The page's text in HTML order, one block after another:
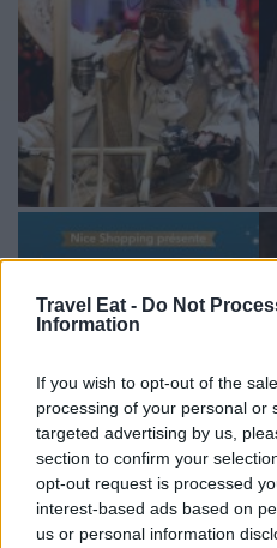
Travel Eat - Do Not
Information
If you wish to opt-out of the
processing of your personal or
targeted advertising by us,
section to confirm your
opt-out request is processed
interest-based ads based on
us or personal information